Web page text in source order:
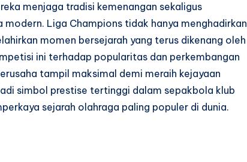
menjaga tradisi kemenangan sekaligus
Liga Champions tidak hanya menghadirkan
momen bersejarah yang terus dikenang oleh
ini terhadap popularitas dan perkembangan
tampil maksimal demi meraih kejayaan
simbol prestise tertinggi dalam sepakbola klub
sejarah olahraga paling populer di dunia.